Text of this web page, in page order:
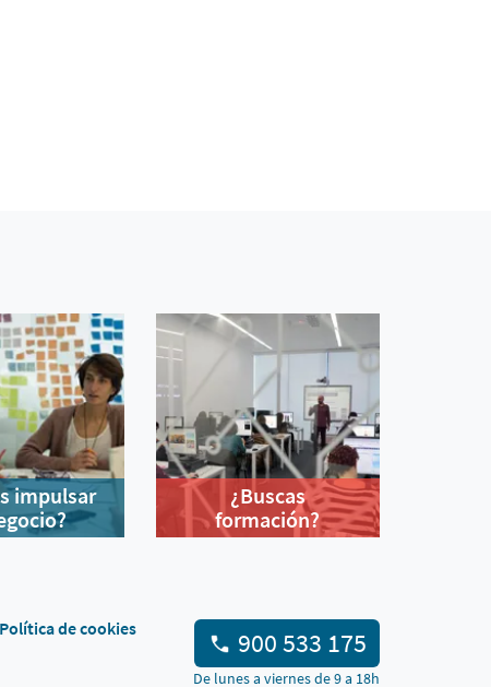
impulsar
¿Buscas
formación?
Política de cookies 900 533 175
De lunes a viernes de 9 a 18h